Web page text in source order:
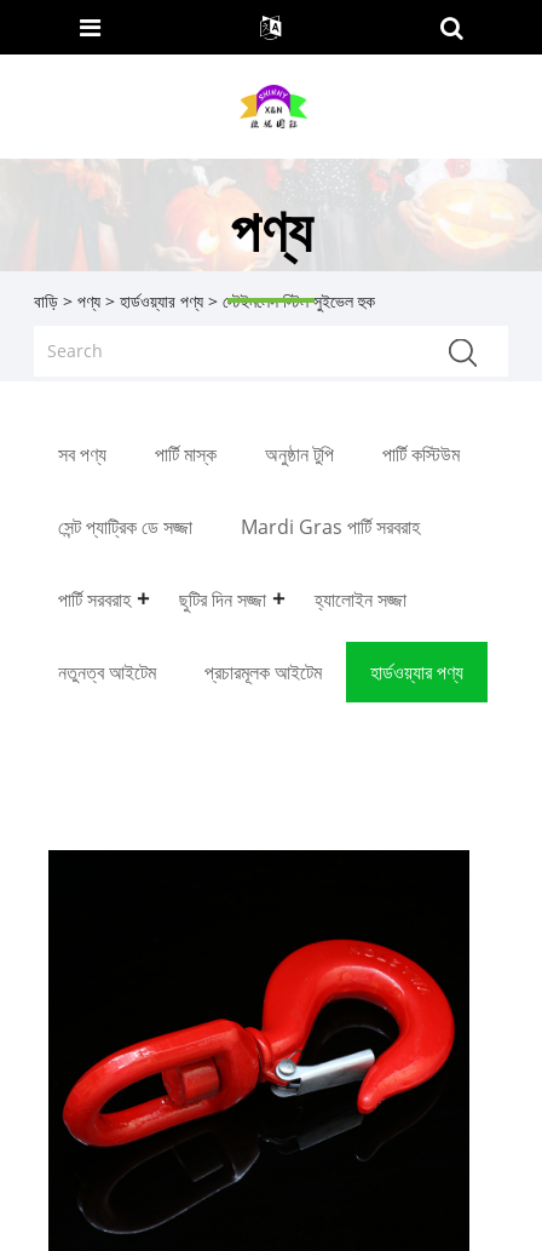
পণ্য
বাড়ি > পণ্য> হার্ডওয়্যার পণ্য> স্টেইনলেস স্টিল সুইভেল হুক
সব পণ্য পার্টি মাস্ক অনুষ্ঠান টুপি পার্টি কস্টিউম
সেন্ট প্যাট্রিক ডে সজ্জা Mardi Gras পার্টি সরবরাহ
পার্টি সরবরাহ ছুটির দিন সজ্জা হ্যালোইন সজ্জা
নতুনত্ব আইটেম প্রচারমূলক আইটেম হার্ডওয়্যার পণ্য